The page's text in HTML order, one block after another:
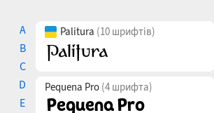
A
B
C
D
E
Palitura (10 шрифтів)
Pequena Pro (4 шрифта)